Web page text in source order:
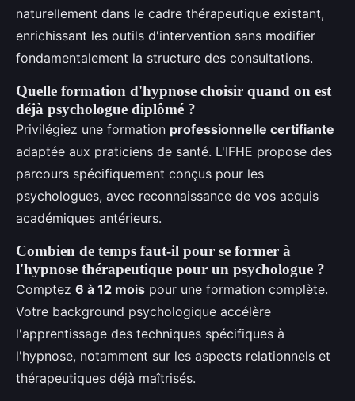
naturellement dans le cadre thérapeutique existant,
enrichissant les outils d'intervention sans modifier
fondamentalement la structure des consultations.
Quelle formation d'hypnose choisir quand on est
déjà psychologue diplômé ?
Privilégiez une formation professionnelle certifiante
adaptée aux praticiens de santé. L'IFHE propose des
parcours spécifiquement conçus pour les
psychologues, avec reconnaissance de vos acquis
académiques antérieurs.
Combien de temps faut-il pour se former à
l'hypnose thérapeutique pour un psychologue ?
Comptez 6 à 12 mois pour une formation complète.
Votre background psychologique accélère
l'apprentissage des techniques spécifiques à
l'hypnose, notamment sur les aspects relationnels et
thérapeutiques déjà maîtrisés.